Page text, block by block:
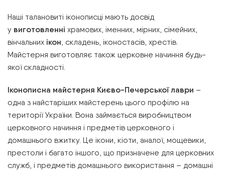
Наші талановиті іконописці мають досвід
у виготовленні храмових, іменних, мірних, сімейних,
вінчальних ікон, складень, іконостасів, хрестів.
Майстерня виготовляє також церковне начиння будь-
якої складності.
Іконописна майстерня Києво-Печерської лаври –
одна з найстаріших майстерень цього профілю на
території України. Вона займається виробництвом
церковного начиння і предметів церковного і
домашнього вжитку. Це ікони, кіоти, аналої, мощевики,
престоли і багато іншого, що призначене для церковних
служб, і предметів домашнього використання – домашні